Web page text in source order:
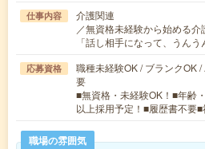
仕事内容
介護関連
／無資格未経験から始める
「話し相手になって、うん
応募資格
職種未経験OK / ブランクOK
要
■無資格・未経験OK！■年齢
以上採用予定！■履歴書不要
職場の雰囲気